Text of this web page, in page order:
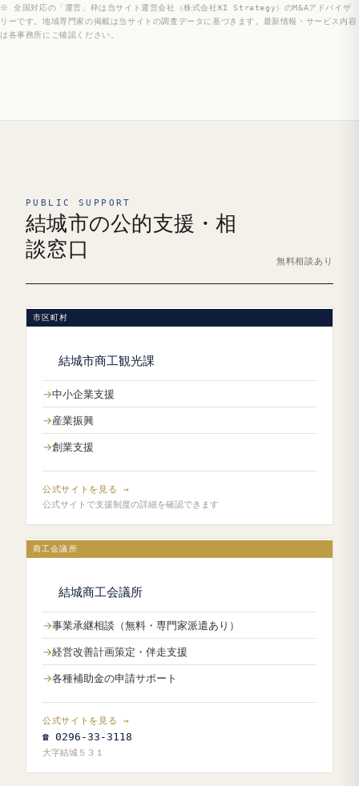
※ 全国対応の「運営」枠は当サイト運営会社（株式会社KI Strategy）のM&Aアドバイザ
リーです。地域専門家の掲載は当サイトの調査データに基づきます。最新情報・サービス内容
は各事務所にご確認ください。
PUBLIC SUPPORT
結城市の公的支援・相
談窓口
無料相談あり
市区町村
結城市商工観光課
中小企業支援
産業振興
創業支援
公式サイトを見る →
公式サイトで支援制度の詳細を確認できます
商工会議所
結城商工会議所
事業承継相談（無料・専門家派遣あり）
経営改善計画策定・伴走支援
各種補助金の申請サポート
公式サイトを見る →
☎ 0296-33-3118
大字結城５３１